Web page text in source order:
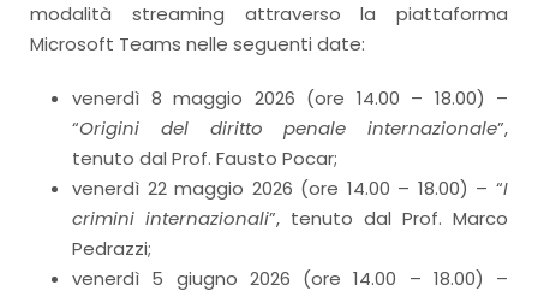
modalità streaming attraverso la piattaforma
Microsoft Teams nelle seguenti date:
venerdì 8 maggio 2026 (ore 14.00 – 18.00) –
“Origini del diritto penale internazionale”,
tenuto dal Prof. Fausto Pocar;
venerdì 22 maggio 2026 (ore 14.00 – 18.00) – “I
crimini internazionali”, tenuto dal Prof. Marco
Pedrazzi;
venerdì 5 giugno 2026 (ore 14.00 – 18.00) –